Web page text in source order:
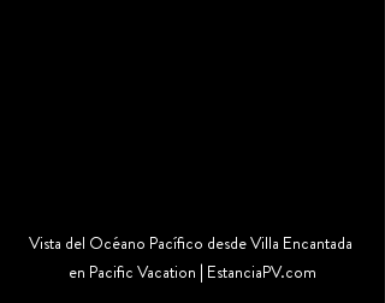
Vista del Océano Pacífico desde Villa Encantada
en Pacific Vacation | EstanciaPV.com